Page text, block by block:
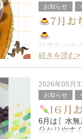
お知らせ
7月お
熱帯夜の頃
ほんの少し
卵の使用せ
続きを読む>
2026年05月
お知らせ
l６月
6月は〖水
分かりやす